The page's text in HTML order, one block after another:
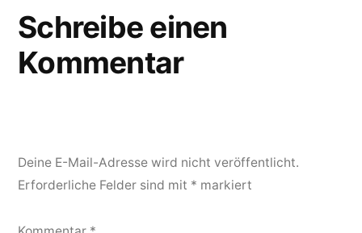
Schreibe einen
Kommentar
Deine E-Mail-Adresse wird nicht veröffentlicht.
Erforderliche Felder sind mit * markiert